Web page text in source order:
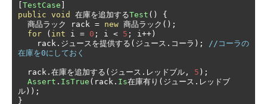
TestCase
public void 在庫を追加するTest ()
{
商品ラック
rack = new 商品ラック();
for
( int i = 0 ; i < 5 ; i++)
    rack
.ジュースを提供する(ジュース.コーラ);
//コーラの
在庫を0にしておく
  rack
.在庫を追加する(ジュース.レッドブル, 5 );
Assert . IsTrue ( rack . Is在庫有り(ジュース.レッドブ
ル));
}